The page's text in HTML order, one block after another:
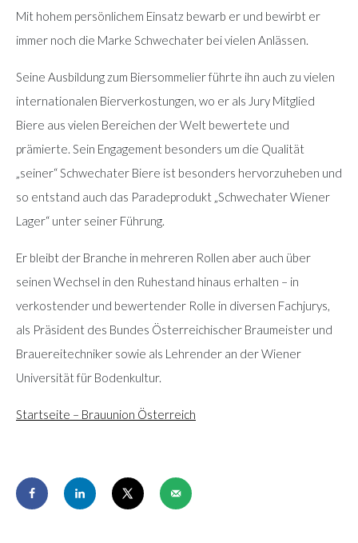
Mit hohem persönlichem Einsatz bewarb er und bewirbt er
immer noch die Marke Schwechater bei vielen Anlässen.
Seine Ausbildung zum Biersommelier führte ihn auch zu vielen
internationalen Bierverkostungen, wo er als Jury Mitglied
Biere aus vielen Bereichen der Welt bewertete und
prämierte. Sein Engagement besonders um die Qualität
„seiner“ Schwechater Biere ist besonders hervorzuheben und
so entstand auch das Paradeprodukt „Schwechater Wiener
Lager“ unter seiner Führung.
Er bleibt der Branche in mehreren Rollen aber auch über
seinen Wechsel in den Ruhestand hinaus erhalten – in
verkostender und bewertender Rolle in diversen Fachjurys,
als Präsident des Bundes Österreichischer Braumeister und
Brauereitechniker sowie als Lehrender an der Wiener
Universität für Bodenkultur.
Startseite – Brauunion Österreich